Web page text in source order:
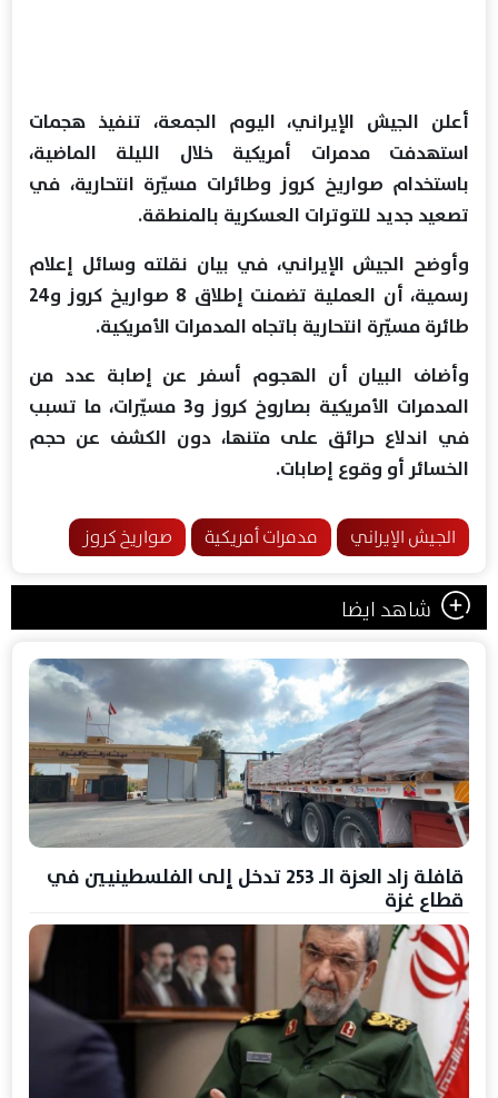
أعلن الجيش الإيراني، اليوم الجمعة، تنفيذ هجمات
استهدفت مدمرات أمريكية خلال الليلة الماضية،
باستخدام صواريخ كروز وطائرات مسيّرة انتحارية، في
تصعيد جديد للتوترات العسكرية بالمنطقة.
وأوضح الجيش الإيراني، في بيان نقلته وسائل إعلام
رسمية، أن العملية تضمنت إطلاق 8 صواريخ كروز و24
طائرة مسيّرة انتحارية باتجاه المدمرات الأمريكية.
وأضاف البيان أن الهجوم أسفر عن إصابة عدد من
المدمرات الأمريكية بصاروخ كروز و3 مسيّرات، ما تسبب
في اندلاع حرائق على متنها، دون الكشف عن حجم
الخسائر أو وقوع إصابات.
الجيش الإيراني مدمرات أمريكية صواريخ كروز
شاهد ايضا
قافلة زاد العزة الـ 253 تدخل إلى الفلسطينيين في
قطاع غزة